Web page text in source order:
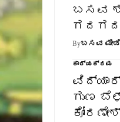
ಬಸವ
Byಬಸವ
ಕಾರ್ಯಕ್ರಮ
ಗುಣ